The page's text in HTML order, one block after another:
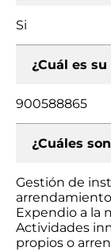
Si
¿Cuál es su
900588865
¿Cuáles
Gestión de
Expendio a la
Actividades
propios o